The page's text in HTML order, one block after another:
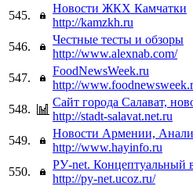
545.
Новости ЖКХ Камчатки
http://kamzkh.ru
546.
Честные тесты и обзоры
http://www.alexnab.com/
547.
FoodNewsWeek.ru
http://
548.
Сайт города Салават,
http://stadt-salavat.net.ru
549.
Новости Армении,
http://www.hayinfo.ru
550.
РУ-net. Концептуальный
http://py-net.ucoz.ru/